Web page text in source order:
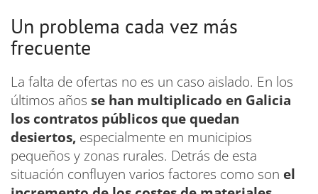
Un problema cada vez más
frecuente
La falta de ofertas no es un caso aislado. En los
últimos años se han multiplicado en Galicia
los contratos públicos que quedan
desiertos, especialmente en municipios
pequeños y zonas rurales. Detrás de esta
situación confluyen varios factores como son el